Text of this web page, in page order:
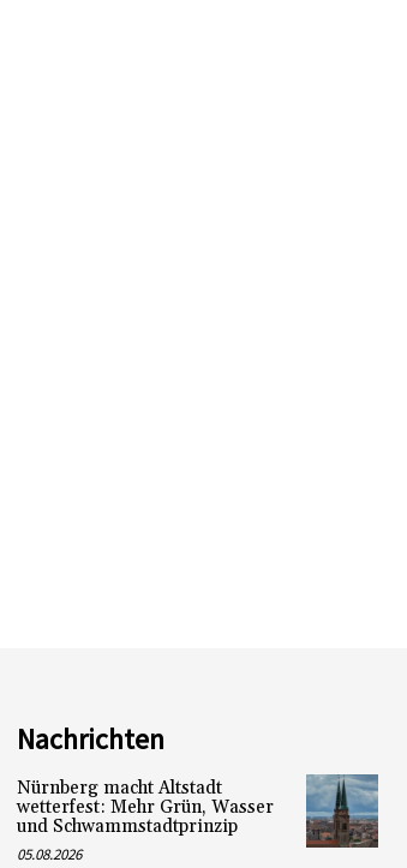
Nachrichten
Nürnberg macht Altstadt
wetterfest: Mehr Grün, Wasser
und Schwammstadtprinzip
05.08.2026